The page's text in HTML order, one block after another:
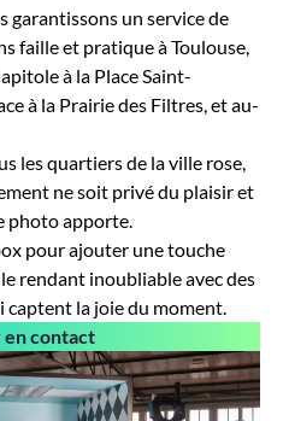
garantissons un service de
faille et pratique à Toulouse,
à la Place Saint-
à la Prairie des Filtres, et au-
les quartiers de la ville rose,
ne soit privé du plaisir et
photo apporte.
pour ajouter une touche
rendant inoubliable avec des
la joie du moment.
contact